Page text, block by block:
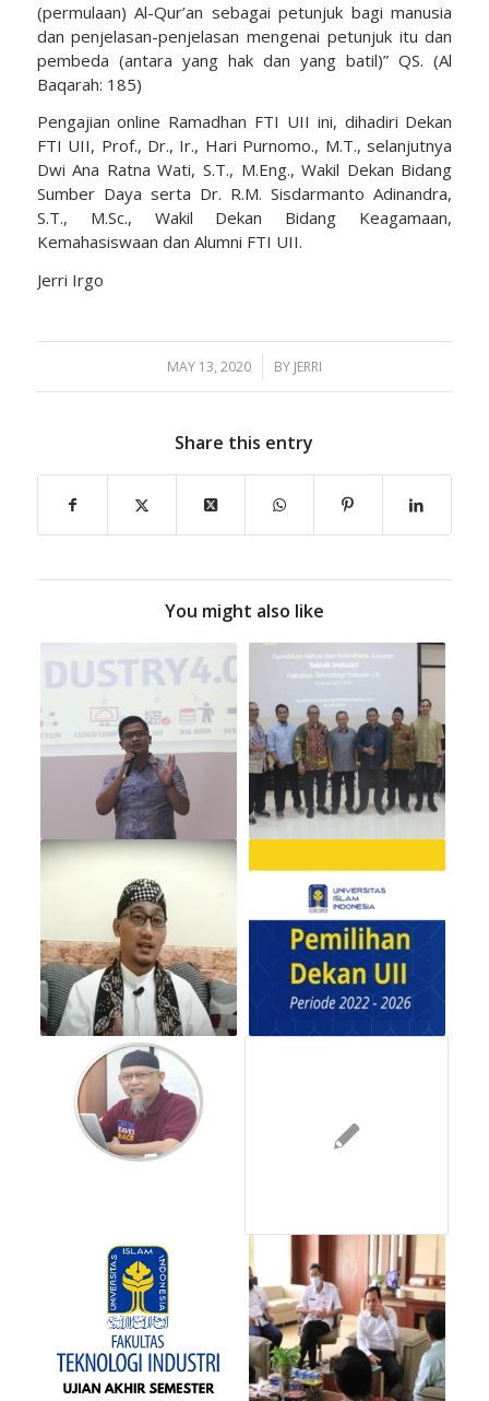
(permulaan) Al-Qur’an sebagai petunjuk bagi manusia
dan penjelasan-penjelasan mengenai petunjuk itu dan
pembeda (antara yang hak dan yang batil)” QS. (Al
Baqarah: 185)
Pengajian online Ramadhan FTI UII ini, dihadiri Dekan
FTI UII, Prof., Dr., Ir., Hari Purnomo., M.T., selanjutnya
Dwi Ana Ratna Wati, S.T., M.Eng., Wakil Dekan Bidang
Sumber Daya serta Dr. R.M. Sisdarmanto Adinandra,
S.T., M.Sc., Wakil Dekan Bidang Keagamaan,
Kemahasiswaan dan Alumni FTI UII.
Jerri Irgo
MAY 13, 2020
/ BY JERRI
Share this entry
You might also like